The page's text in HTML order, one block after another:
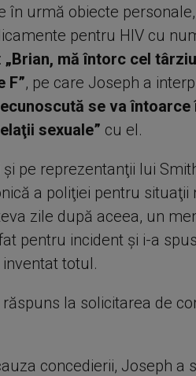
în urmă obiecte
pentru HIV cu
„Brian, mă întorc cel
F”, pe care Joseph a
se va întoarce
sexuale” cu el.
pe reprezentanţii lui
a poliţiei pentru situaţii
zile după aceea, un
pentru incident şi i-a
totul.
la solicitarea de
concedierii, Joseph a